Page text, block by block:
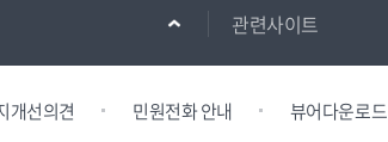
관련사이트
개선의견 민원전화 안내 뷰어다운로드